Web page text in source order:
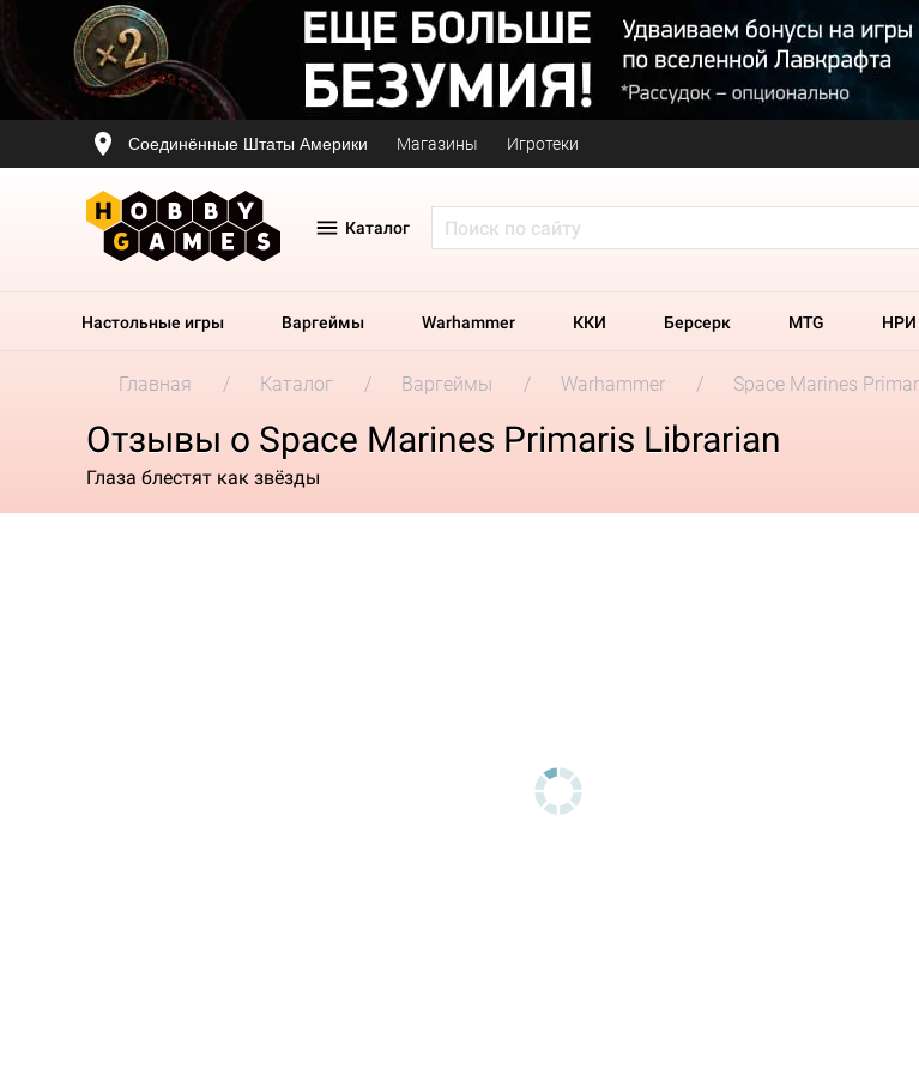
Соединённые Штаты Америки Магазины Игротеки
Каталог
Настольные игры Варгеймы Warhammer ККИ Берсерк MTG НРИ
Главная Каталог Варгеймы Warhammer Space Marines
Отзывы о Space Marines Primaris Librarian
Глаза блестят как звёзды